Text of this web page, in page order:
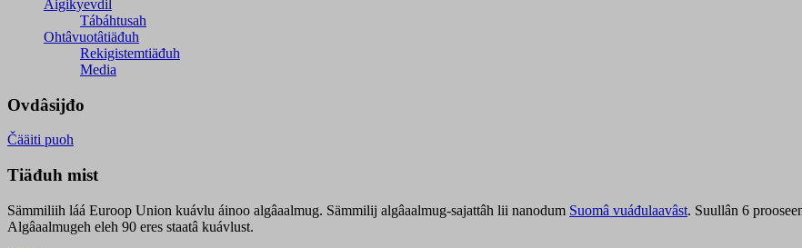
Äigikyevdil
Tábáhtusah
Ohtâvuotâtiäđuh
Rekigistemtiäđuh
Media
Ovdâsijđo
Čääiti puoh
Tiäđuh mist
Sämmiliih láá Euroop Union kuávlu áinoo algâaalmug. Sämmilij algâaalmug-sajattâh lii nanodum Suomâ vuáđulaavâst. Suullân 6
Algâaalmugeh eleh 90 eres staatâ kuávlust.